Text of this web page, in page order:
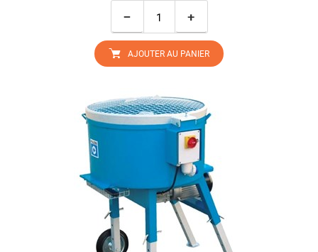
− +
AJOUTER AU PANIER